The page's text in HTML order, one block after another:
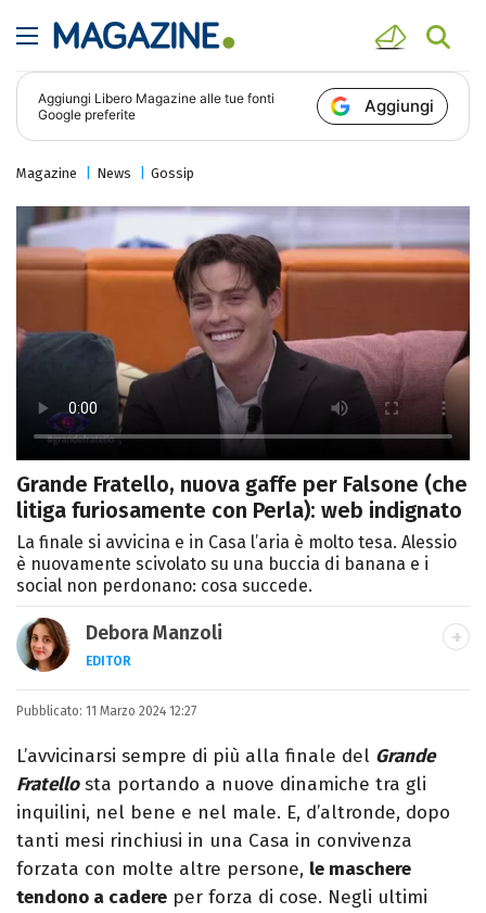
Aggiungi Libero Magazine alle tue fonti
Google preferite
Aggiungi
Magazine News Gossip
Grande Fratello, nuova gaffe per Falsone (che
litiga furiosamente con Perla): web indignato
La finale si avvicina e in Casa l’aria è molto tesa. Alessio
è nuovamente scivolato su una buccia di banana e i
social non perdonano: cosa succede.
Debora Manzoli
EDITOR
LINKEDIN
INSTAGRAM FACEBOOK SITO
Scrittrice, copywriter, editor e pubblicista
mantovana, laureata in Lettere, Cinema e
Tv. Ha due libri all’attivo e ama la scrittura
alla follia.
Pubblicato: 11 Marzo 2024 12:27
L’avvicinarsi sempre di più alla finale del Grande
Fratellosta portando a nuove dinamiche tra gli
inquilini, nel bene e nel male. E, d’altronde, dopo
tanti mesi rinchiusi in una Casa in convivenza
forzata con molte altre persone, le maschere
tendono a cadere per forza di cose. Negli ultimi